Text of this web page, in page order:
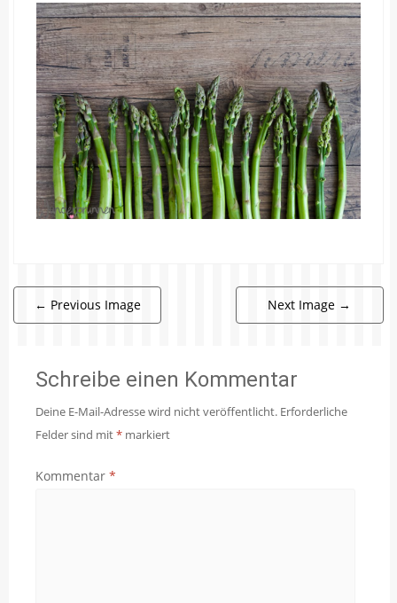
← Previous Image Next Image →
Schreibe einen Kommentar
Deine E-Mail-Adresse wird nicht veröffentlicht. Erforderliche
Felder sind mit* markiert
Kommentar *